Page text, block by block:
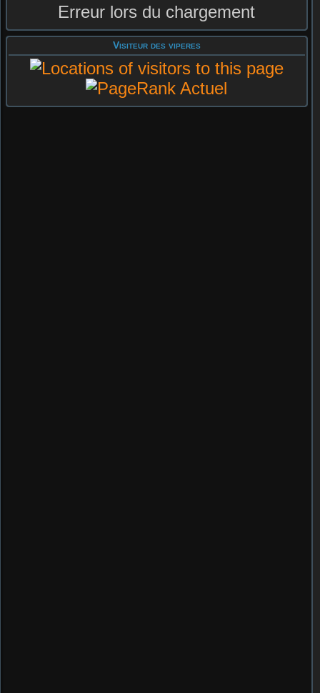
Erreur lors du chargement
Visiteur des viperes